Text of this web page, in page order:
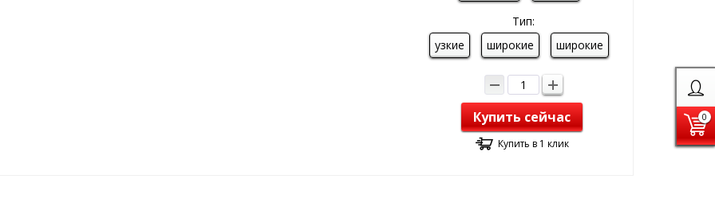
0
Тип:
узкие
широкие широкие
Купить сейчас
Купить в 1 клик